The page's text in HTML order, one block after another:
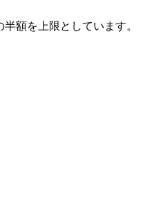
額を上限としています。